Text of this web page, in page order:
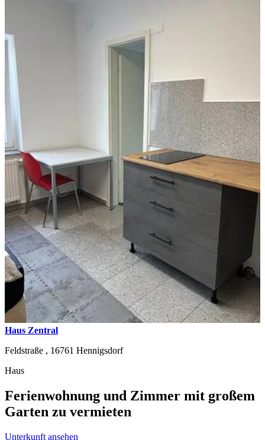
Haus Zentral
Feldstraße , 16761 Hennigsdorf
Haus
Ferienwohnung und Zimmer mit großem
Garten zu vermieten
Unterkunft ansehen